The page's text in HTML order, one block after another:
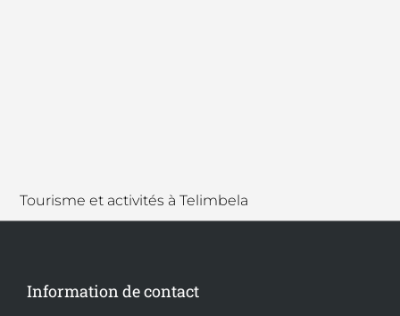
Tourisme et activités à Telimbela
Information de contact